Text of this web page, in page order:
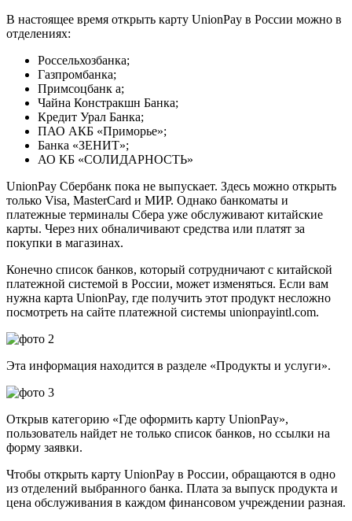
В настоящее время открыть карту UnionPay в России можно в
отделениях:
Россельхозбанка;
Газпромбанка;
Примсоцбанк а;
Чайна Констракшн Банка;
Кредит Урал Банка;
ПАО АКБ «Приморье»;
Банка «ЗЕНИТ»;
АО КБ «СОЛИДАРНОСТЬ»
UnionPay Сбербанк пока не выпускает. Здесь можно открыть
только Visa, MasterCard и МИР. Однако банкоматы и
платежные терминалы Сбера уже обслуживают китайские
карты. Через них обналичивают средства или платят за
покупки в магазинах.
Конечно список банков, который сотрудничают с китайской
платежной системой в России, может изменяться. Если вам
нужна карта UnionPay, где получить этот продукт несложно
посмотреть на сайте платежной системы unionpayintl.com.
Эта информация находится в разделе «Продукты и услуги».
Открыв категорию «Где оформить карту UnionPay»,
пользователь найдет не только список банков, но ссылки на
форму заявки.
Чтобы открыть карту UnionPay в России, обращаются в одно
из отделений выбранного банка. Плата за выпуск продукта и
цена обслуживания в каждом финансовом учреждении разная.